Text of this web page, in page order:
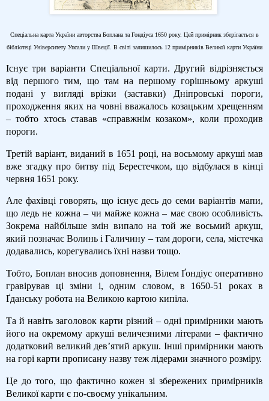
Спеціальна карта України авторства Боплана та Гондіуса 1650 року. Цей примірник зберігається в
бібліотеці Університету Упсали у Швеції. В світі залишилось 12 примірників Великої карти України
Існує три варіанти Спеціальної карти. Другий відрізняється
від першого тим, що там на першому горішньому аркуші
подані у вигляді врізки (заставки) Дніпровські пороги,
проходження яких на човні вважалось козацьким хрещенням
– тобто хтось ставав «справжнім козаком», коли проходив
пороги.
Третій варіант, виданий в 1651 році, на восьмому аркуші мав
вже згадку про битву під Берестечком, що відбулася в кінці
червня 1651 року.
Але фахівці говорять, що існує десь до семи варіантів мапи,
що ледь не кожна – чи майже кожна – має свою особливість.
Зокрема найбільше змін випало на той же восьмий аркуш,
який позначає Волинь і Галичину – там дороги, села, містечка
додавались, корегувались їхні назви тощо.
Тобто, Боплан вносив доповнення, Вілем Ґондіус оперативно
гравірував ці зміни і, одним словом, в 1650-51 роках в
Ґданську робота на Великою картою кипіла.
Та й навіть заголовок карти різний – одні примірники мають
його на окремому аркуші величезними літерами – фактично
додатковий великий дев’ятий аркуш. Інші примірники мають
на горі карти прописану назву теж лідерами значного розміру.
Це до того, що фактично кожен зі збережених примірників
Великої карти є по-своєму унікальним.